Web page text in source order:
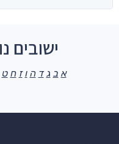
ישובים
א ב ג ד ה ו ז ח ט